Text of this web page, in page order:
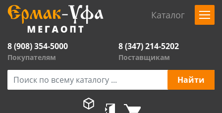
Каталог
8 (908) 354-5000
Покупателям
8 (347) 214-5202
Поставщикам